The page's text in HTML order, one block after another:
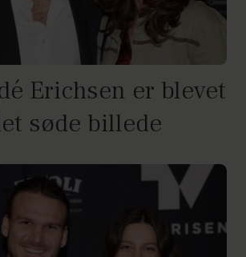
Erichsen er blevet
søde billede